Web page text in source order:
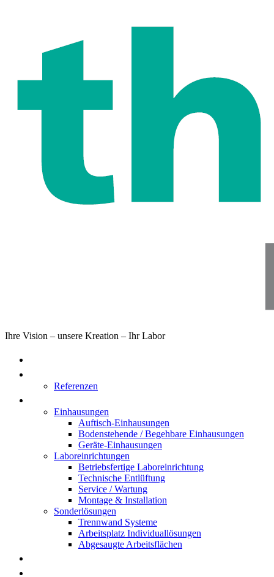
Ihre Vision – unsere Kreation – Ihr Labor
Referenzen
Einhausungen
Auftisch-Einhausungen
Bodenstehende / Begehbare Einhausungen
Geräte-Einhausungen
Laboreinrichtungen
Betriebsfertige Laboreinrichtung
Technische Entlüftung
Service / Wartung
Montage & Installation
Sonderlösungen
Trennwand Systeme
Arbeitsplatz Individuallösungen
Abgesaugte Arbeitsflächen